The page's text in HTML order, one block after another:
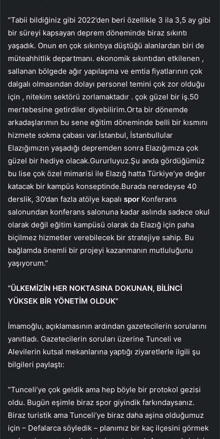
“Tabii bildiğiniz gibi 2022’den beri özellikle 3 ila 3,5 ay gibi
bir süreyi kapsayan deprem döneminde biraz sıkıntı
yaşadık. Onun en çok sıkıntıya düştüğü alanlardan biri de
müteahhitlik departmanı. ekonomik sıkıntıdan etkilenen ,
sallanan bölgede ağır yapılaşma ve emtia fiyatlarının çok
dalgalı olmasından dolayı personel temini çok zor olduğu
için , nitekim sektörü zorlamaktadır . çok güzel bir iş.50
mertebesine getirdiler diyebilirim.Orta bir dönemde
arkadaşlarımın bu sene eğitim döneminde belli bir kısmını
hizmete sokma çabası var.İstanbul, İstanbullular
Elazığımızın yaşadığı depremden sonra Elazığımıza çok
güzel bir hediye olacak.Gururluyuz.Şu anda gördüğümüz
bu lise çok özel mimarisi ile Elazığ hatta Türkiye’ye değer
katacak bir kampüs konseptinde.Burada neredeyse 40
derslik, 30’dan fazla atölye kapalı spor Konferans
salonundan konferans salonuna kadar aslında sadece okul
olarak değil eğitim kampüsü olarak da Elazığ için paha
biçilmez hizmetler verebilecek bir stratejiye sahip. Bu
bağlamda önemli bir projeyi kazanmanın mutluluğunu
yaşıyorum.”
“ÜLKEMİZİN HER NOKTASINA DOKUNAN, BİLİNCİ
YÜKSEK BİR YÖNETİM OLDUK”
İmamoğlu, açıklamasının ardından gazetecilerin sorularını
yanıtladı. Gazetecilerin soruları üzerine Tunceli ve
Alevilerin kutsal mekanlarına yaptığı ziyaretlerle ilgili şu
bilgileri paylaştı:
“Tunceli’ye çok geldik ama hep böyle bir protokol gezisi
oldu. Bugün eşimle biraz spor giyindik farkındaysanız.
Biraz turistik ama Tunceli’ye biraz daha aşina olduğumuz
için – Defalarca söyledik – planımız bir kaç ilçesini görmek